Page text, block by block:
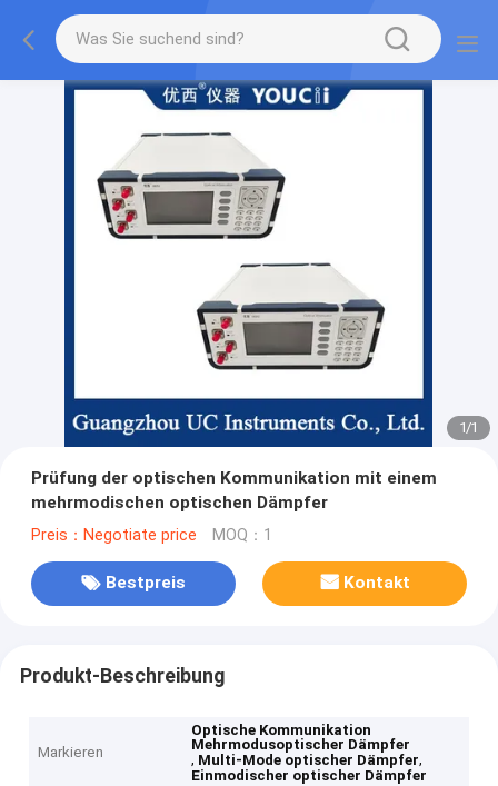
1/1
Prüfung der optischen Kommunikation mit einem
mehrmodischen optischen Dämpfer
Preis：Negotiate price MOQ：1
Bestpreis Kontakt
Produkt-Beschreibung
Markieren
Optische Kommunikation
Mehrmodusoptischer Dämpfer
, Multi-Mode optischer Dämpfer,
Einmodischer optischer Dämpfer